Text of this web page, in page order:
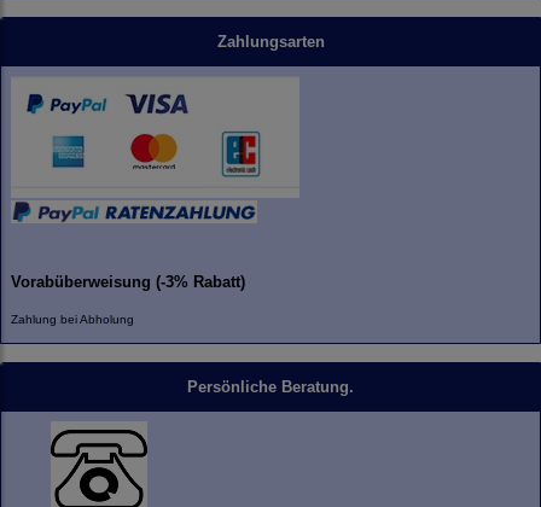
Zahlungsarten
Vorabüberweisung (-3% Rabatt)
Zahlung bei Abholung
Persönliche Beratung.